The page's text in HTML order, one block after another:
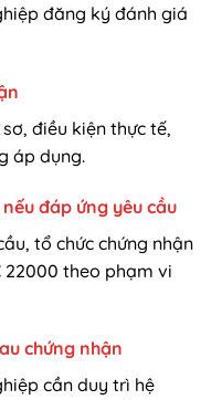
đăng ký đánh giá
điều kiện thực tế,
áp dụng.
nếu đáp ứng yêu cầu
tổ chức chứng nhận
22000 theo phạm vi
chứng nhận
cần duy trì hệ